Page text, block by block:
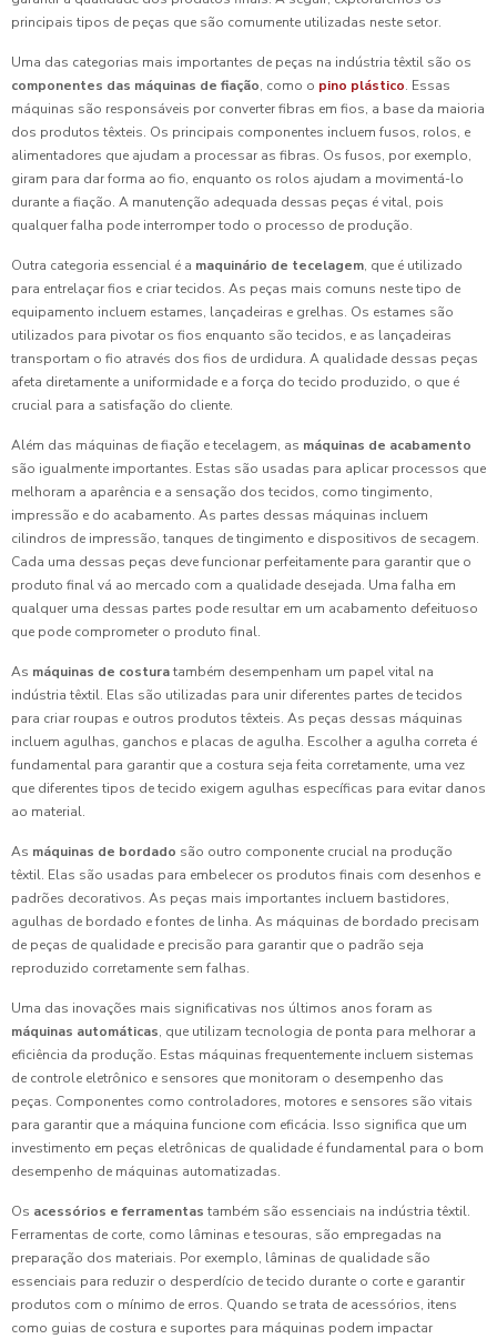
principais tipos de peças que são comumente utilizadas neste setor.
Uma das categorias mais importantes de peças na indústria têxtil são os
componentes das máquinas de fiação, como o pino plástico. Essas
máquinas são responsáveis por converter fibras em fios, a base da maioria
dos produtos têxteis. Os principais componentes incluem fusos, rolos, e
alimentadores que ajudam a processar as fibras. Os fusos, por exemplo,
giram para dar forma ao fio, enquanto os rolos ajudam a movimentá-lo
durante a fiação. A manutenção adequada dessas peças é vital, pois
qualquer falha pode interromper todo o processo de produção.
Outra categoria essencial é a maquinário de tecelagem, que é utilizado
para entrelaçar fios e criar tecidos. As peças mais comuns neste tipo de
equipamento incluem estames, lançadeiras e grelhas. Os estames são
utilizados para pivotar os fios enquanto são tecidos, e as lançadeiras
transportam o fio através dos fios de urdidura. A qualidade dessas peças
afeta diretamente a uniformidade e a força do tecido produzido, o que é
crucial para a satisfação do cliente.
Além das máquinas de fiação e tecelagem, as máquinas de acabamento
são igualmente importantes. Estas são usadas para aplicar processos que
melhoram a aparência e a sensação dos tecidos, como tingimento,
impressão e do acabamento. As partes dessas máquinas incluem
cilindros de impressão, tanques de tingimento e dispositivos de secagem.
Cada uma dessas peças deve funcionar perfeitamente para garantir que o
produto final vá ao mercado com a qualidade desejada. Uma falha em
qualquer uma dessas partes pode resultar em um acabamento defeituoso
que pode comprometer o produto final.
As máquinas de costuratambém desempenham um papel vital na
indústria têxtil. Elas são utilizadas para unir diferentes partes de tecidos
para criar roupas e outros produtos têxteis. As peças dessas máquinas
incluem agulhas, ganchos e placas de agulha. Escolher a agulha correta é
fundamental para garantir que a costura seja feita corretamente, uma vez
que diferentes tipos de tecido exigem agulhas específicas para evitar danos
ao material.
As máquinas de bordado são outro componente crucial na produção
têxtil. Elas são usadas para embelecer os produtos finais com desenhos e
padrões decorativos. As peças mais importantes incluem bastidores,
agulhas de bordado e fontes de linha. As máquinas de bordado precisam
de peças de qualidade e precisão para garantir que o padrão seja
reproduzido corretamente sem falhas.
Uma das inovações mais significativas nos últimos anos foram as
máquinas automáticas, que utilizam tecnologia de ponta para melhorar a
eficiência da produção. Estas máquinas frequentemente incluem sistemas
de controle eletrônico e sensores que monitoram o desempenho das
peças. Componentes como controladores, motores e sensores são vitais
para garantir que a máquina funcione com eficácia. Isso significa que um
investimento em peças eletrônicas de qualidade é fundamental para o bom
desempenho de máquinas automatizadas.
Os acessórios e ferramentas também são essenciais na indústria têxtil.
Ferramentas de corte, como lâminas e tesouras, são empregadas na
preparação dos materiais. Por exemplo, lâminas de qualidade são
essenciais para reduzir o desperdício de tecido durante o corte e garantir
produtos com o mínimo de erros. Quando se trata de acessórios, itens
como guias de costura e suportes para máquinas podem impactar